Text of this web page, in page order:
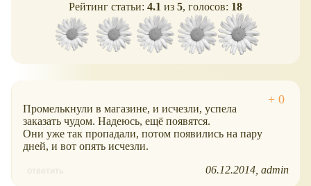
Рейтинг статьи: 4.1 из 5, голосов: 18
Промелькнули в магазине, и исчезли, успела
заказать чудом. Надеюсь, ещё появятся.
Они уже так пропадали, потом появились на пару
дней, и вот опять исчезли.
ответить 06.12.2014 admin